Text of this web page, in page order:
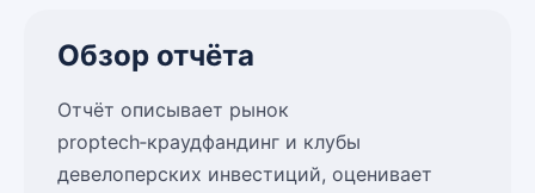
Обзор отчёта
Отчёт описывает рынок
proptech‑краудфандинг и клубы
девелоперских инвестиций, оценивает